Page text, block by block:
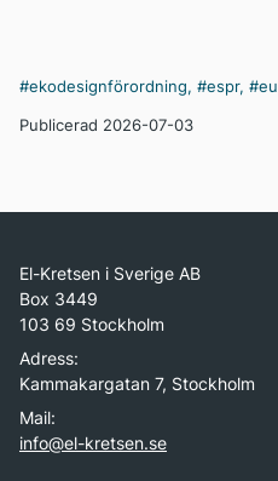
#ekodesignförordning, #espr, #eu
Publicerad 2026-07-03
El-Kretsen i Sverige AB
Box 3449
103 69 Stockholm
Adress:
Kammakargatan 7, Stockholm
Mail:
info@el-kretsen.se